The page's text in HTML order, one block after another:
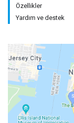
Özellikler
Yardım ve destek